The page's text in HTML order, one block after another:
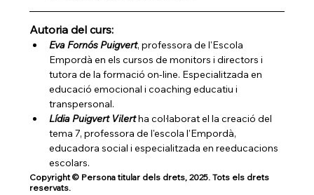
Autoria del curs:
Eva Fornós Puigvert, professora de l'Escola
Empordà en els cursos de monitors i directors i
tutora de la formació on-line. Especialitzada en
educació emocional i coaching educatiu i
transpersonal.
Lídia Puigvert Vilert ha col·laborat el la creació del
tema 7, professora de l'escola l'Empordà,
educadora social i especialitzada en reeducacions
escolars.
Copyright © Persona titular dels drets, 2025. Tots els drets
reservats.